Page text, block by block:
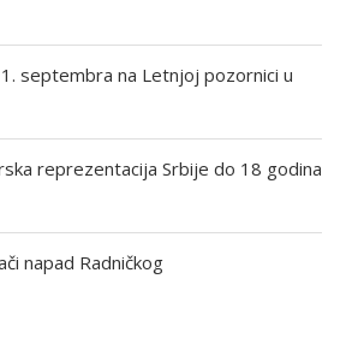
septembra na Letnjoj pozornici u
reprezentacija Srbije do 18 godina
napad Radničkog